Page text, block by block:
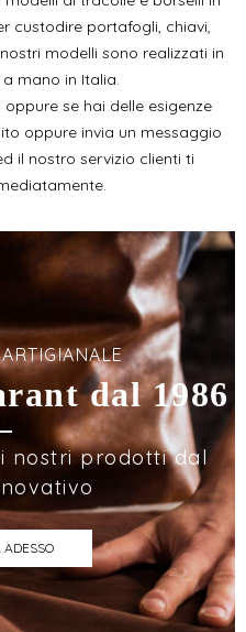
custodire portafogli, chiavi,
modelli sono realizzati in
mano in Italia.
se hai delle esigenze
oppure invia un messaggio
il nostro servizio clienti ti
dal 1986
nostri prodotti dal